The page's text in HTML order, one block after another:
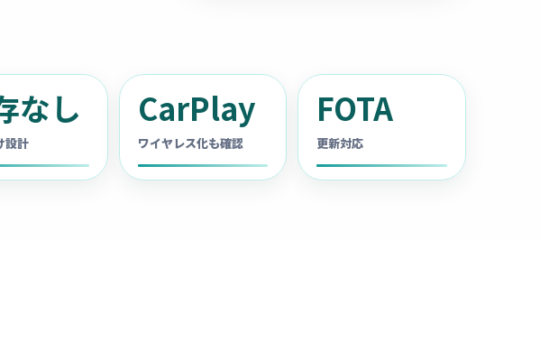
なし
設計
CarPlay
ワイヤレス化も確認
FOTA
更新対応